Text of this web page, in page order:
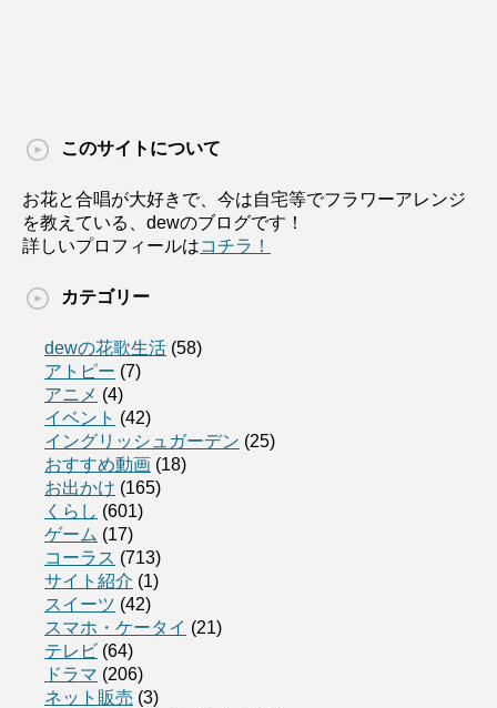
このサイトについて
お花と合唱が大好きで、今は自宅等でフラワーアレンジ
を教えている、dewのブログです！
詳しいプロフィールはコチラ！
カテゴリー
dewの花歌生活 (58)
アトピー (7)
アニメ (4)
イベント (42)
イングリッシュガーデン (25)
おすすめ動画 (18)
お出かけ (165)
くらし (601)
ゲーム (17)
コーラス (713)
サイト紹介 (1)
スイーツ (42)
スマホ・ケータイ (21)
テレビ (64)
ドラマ (206)
ネット販売 (3)